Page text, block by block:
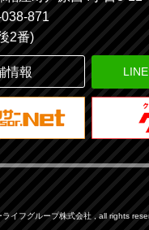
871
2番)
情報
イフグループ株式会社 , all rights